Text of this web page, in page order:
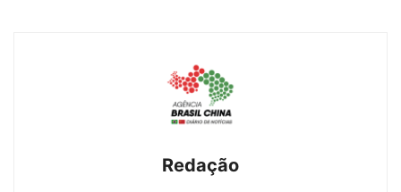
Redação